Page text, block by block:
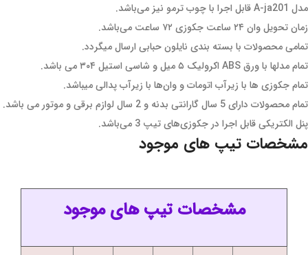
مدل A-ja201 قابل اجرا با چوب ترمو نیز می‌باشد.
زمان تحویل وان ۲۴ ساعت جکوزی ۷۲ ساعت می‌باشد.
تمامی محصولات با بسته بندی نایلون حبابی ارسال میگردد.
تمام مدلها با ورق ABS اکرولیک ۵ میل و شاسی استیل ۳۰۴ می باشد.
تمام جکوزی ها با زیرآب اتومات و وان‌ها با زیرآب پدالی میباشد.
تمام محصولات دارای 5 سال گارانتی بدنه و 2 سال لوازم برقی و موتور می باشد.
پنل الکتریکی قابل اجرا در جکوزی‌های تیپ 3 می‌باشد.
مشخصات تیپ های موجود
مشخصات تیپ های موجود